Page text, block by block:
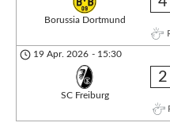
Borussia Dortmund
19 Apr. 2026 - 15:30
SC Freiburg
2